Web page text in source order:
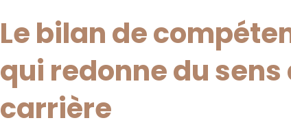
Le bilan de
qui redonne du sens
carrière